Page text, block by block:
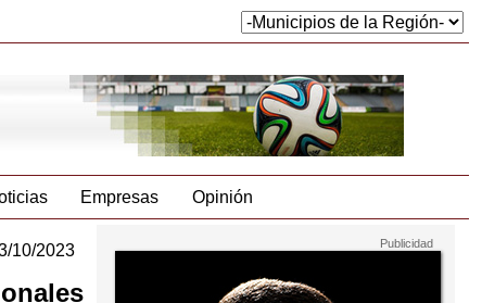
Empresas Opinión
10/2023